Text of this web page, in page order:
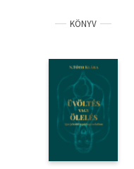
Tankönyv, segédkönyv
Társadalomtudomány
Természettudomány
Történelem
KÖNYV